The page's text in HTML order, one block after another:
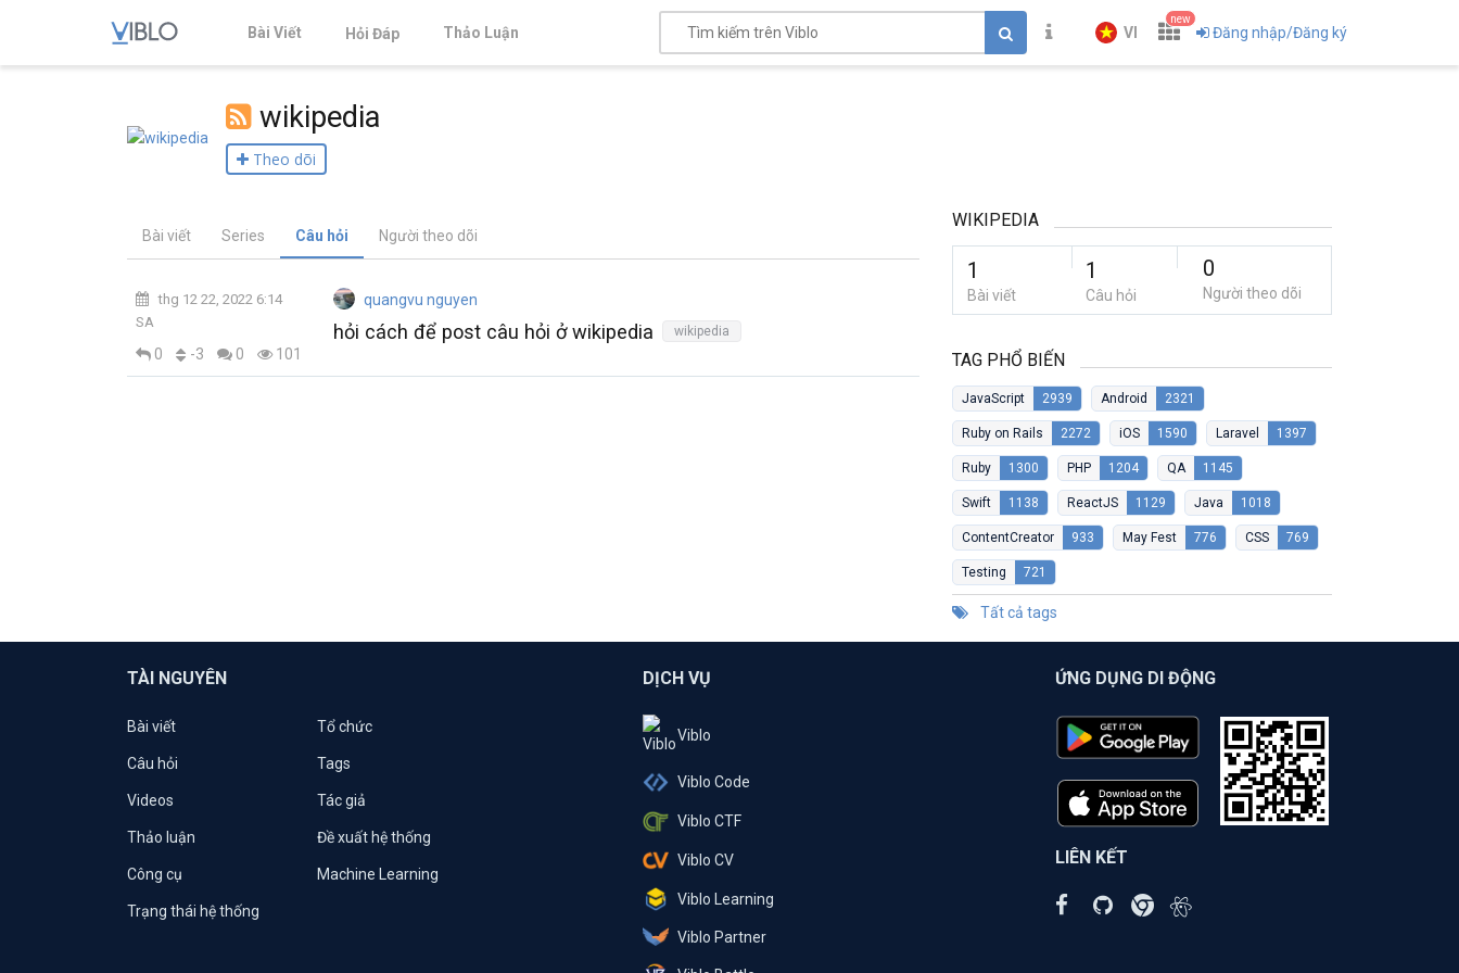
Bài Viết Hỏi Đáp Thảo Luận VI
new
Đăng nhập/Đăng ký
wikipedia
Theo dõi
Bài viết Series Câu hỏi Người theo dõi
thg 12 22, 2022 6:14
SA
0 -3 0 101
quangvu nguyen
hỏi cách để post câu hỏi ở wikipedia wikipedia
WIKIPEDIA
1
Bài viết
1
Câu hỏi
0
Người theo dõi
TAG PHỔ BIẾN
JavaScript 2939 Android 2321
Ruby on Rails 2272 iOS 1590 Laravel 1397
Ruby 1300 PHP 1204 QA 1145
Swift 1138 ReactJS 1129 Java 1018
ContentCreator 933 May Fest 776 CSS 769
Testing 721
Tất cả tags
TÀI NGUYÊN
Bài viết Tổ chức
Câu hỏi Tags
Videos Tác giả
Thảo luận Đề xuất hệ thống
Công cụ Machine Learning
Trạng thái hệ thống
DỊCH VỤ
Viblo
Viblo Code
Viblo CTF
Viblo CV
Viblo Learning
Viblo Partner
ỨNG DỤNG DI ĐỘNG
LIÊN KẾT